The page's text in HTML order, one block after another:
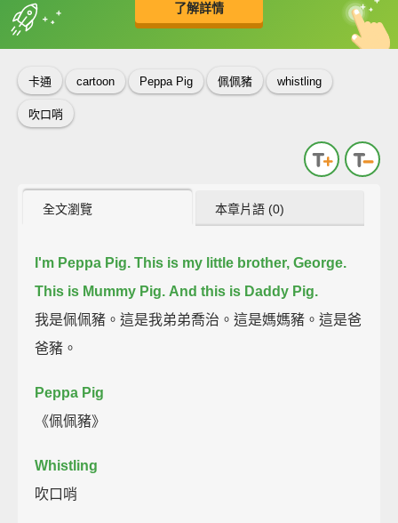
了解詳情
收錄佳句 中
英
卡通 cartoon Peppa Pig 佩佩豬 whistling
吹口哨
全文瀏覽 本章片語 (0)
I'm Peppa Pig. This is my little brother, George.
This is Mummy Pig. And this is Daddy Pig.
我是佩佩豬。這是我弟弟喬治。這是媽媽豬。這是爸
爸豬。
Peppa Pig
《佩佩豬》
Whistling
吹口哨